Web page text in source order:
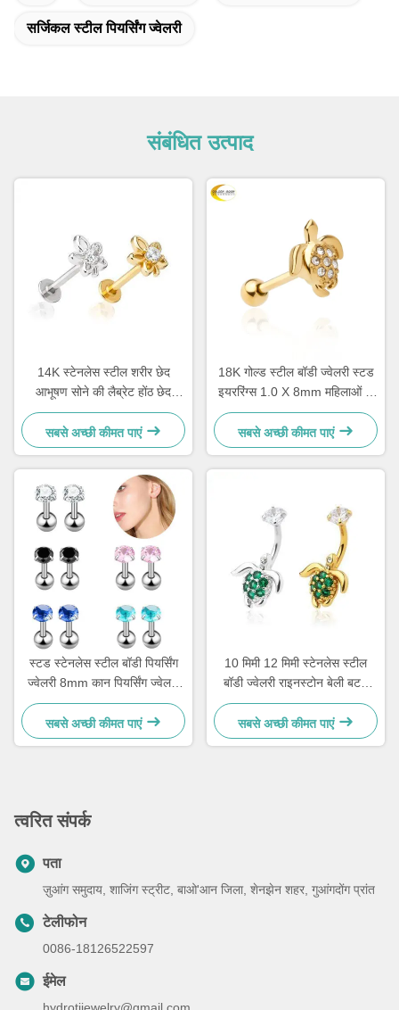
सर्जिकल स्टील पियर्सिंग ज्वेलरी
संबंधित उत्पाद
14K स्टेनलेस स्टील शरीर छेद
आभूषण सोने की लैब्रेट होंठ छेद
आभूषण 1.2 मिमी
सबसे अच्छी कीमत पाएं
18K गोल्ड स्टील बॉडी ज्वेलरी स्टड
इयररिंग्स 1.0 X 8mm महिलाओं के
लिए कान भेदी ज्वेलरी
सबसे अच्छी कीमत पाएं
स्टड स्टेनलेस स्टील बॉडी पियर्सिंग
ज्वेलरी 8mm कान पियर्सिंग ज्वेलरी
क्रिस्टल के साथ
सबसे अच्छी कीमत पाएं
10 मिमी 12 मिमी स्टेनलेस स्टील
बॉडी ज्वेलरी राइनस्टोन बेली बटन
पियर्सिंग ज्वेलरी
सबसे अच्छी कीमत पाएं
त्वरित संपर्क
पता
ज़ुआंग समुदाय, शाजिंग स्ट्रीट, बाओ'आन जिला, शेनझेन शहर, गुआंगदोंग प्रांत
टेलीफोन
0086-18126522597
ईमेल